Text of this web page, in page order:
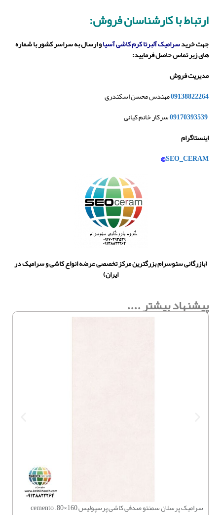
ارتباط با کارشناسان فروش:
جهت خریدسرامیک آلبرتا کرم کاشی آسیاو ارسال به سراسر کشور با شماره
های زیر تماس حاصل فرمایید:
مدیریت فروش
09138822264مهندس محسن اسکندری
09170393539سرکار خانم کیانی
اینستاگرام
SEO_CERAM
@
(بازرگانی سئوسرام بزرگترین مرکز تخصصی عرضه انواع کاشی و سرامیک در
ایران)
پیشنهاد بیشتر ....
سرامیک پرسلان سمنتو صدفی کاشی پرسپولیس 160×80 – cemento